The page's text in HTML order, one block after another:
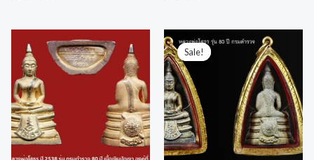
Sale!
Sale!
price
฿15,000.00.
Current
price
is:
฿